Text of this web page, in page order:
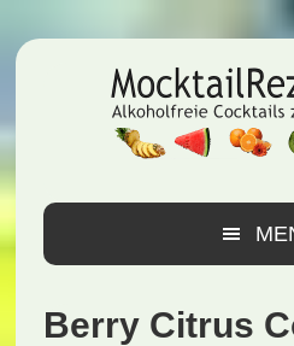
Hauptnavigation
Inhalt
Seitenspalte
Berry Citrus